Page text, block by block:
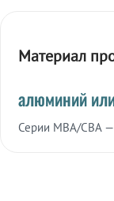
Материал
алюминий
Серии МВА/СВА